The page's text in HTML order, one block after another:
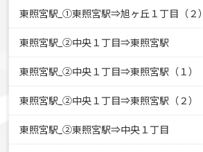
東照宮駅_①東照宮駅⇒旭ヶ丘１丁目（２）
東照宮駅_②中央１丁目⇒東照宮駅
東照宮駅_②中央１丁目⇒東照宮駅（１）
東照宮駅_②中央１丁目⇒東照宮駅（２）
東照宮駅_②東照宮駅⇒中央１丁目